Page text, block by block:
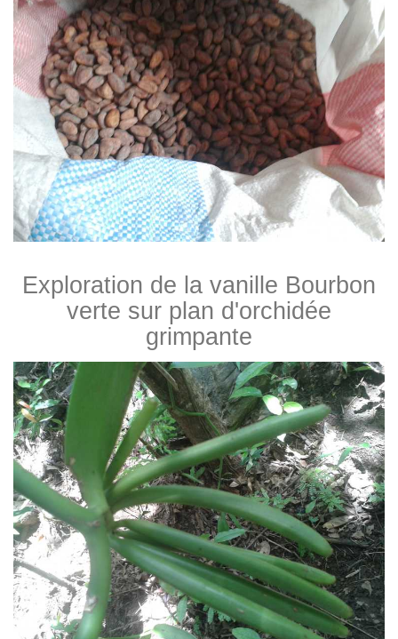
Exploration de la vanille Bourbon
verte sur plan d'orchidée
grimpante